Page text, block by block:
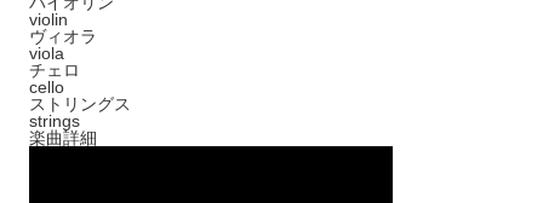
violin
ヴィオラ
viola
チェロ
cello
ストリングス
strings
楽曲詳細